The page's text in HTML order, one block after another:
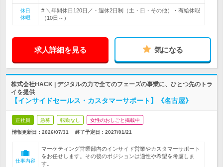
休日
休暇
# ＼年間休日120日／・週休2日制（土・日・その他）・有給休暇
（10日～）
求人詳細を見る 気になる
株式会社HACK | デジタルの力で全てのフェーズの事業に、ひとつ先のトラ
イを提供
【インサイドセールス・カスタマーサポート】《名古屋》
正社員 急募 転勤なし 女性のおしごと掲載中
情報更新日：2026/07/31 終了予定日： 2027/01/21
仕事内容
マーケティング営業部内のインサイド営業やカスタマーサポート
をお任せします。その後のポジションは適性や希望を考慮しま
す。